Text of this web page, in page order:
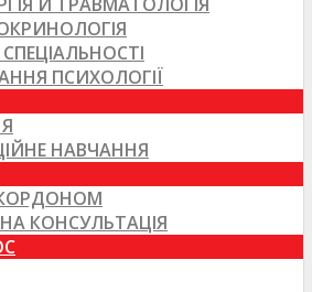
И ТРАВМАТОЛОГІЯ
СПЕЦІАЛЬНОСТІ
ПСИХОЛОГІЇ
НАВЧАННЯ
КОНСУЛЬТАЦІЯ